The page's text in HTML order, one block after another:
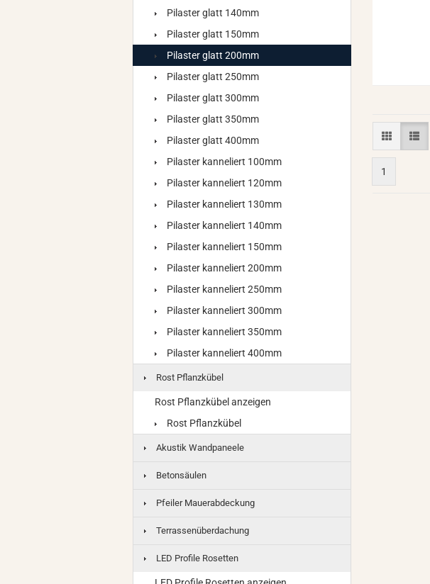
1
Pilaster glatt 140mm
Pilaster glatt 150mm
Pilaster glatt 200mm
Pilaster glatt 250mm
Pilaster glatt 300mm
Pilaster glatt 350mm
Pilaster glatt 400mm
Pilaster kanneliert 100mm
Pilaster kanneliert 120mm
Pilaster kanneliert 130mm
Pilaster kanneliert 140mm
Pilaster kanneliert 150mm
Pilaster kanneliert 200mm
Pilaster kanneliert 250mm
Pilaster kanneliert 300mm
Pilaster kanneliert 350mm
Pilaster kanneliert 400mm
Rost Pflanzkübel
Rost Pflanzkübel anzeigen
Rost Pflanzkübel
Akustik Wandpaneele
Betonsäulen
Pfeiler Mauerabdeckung
Terrassenüberdachung
LED Profile Rosetten